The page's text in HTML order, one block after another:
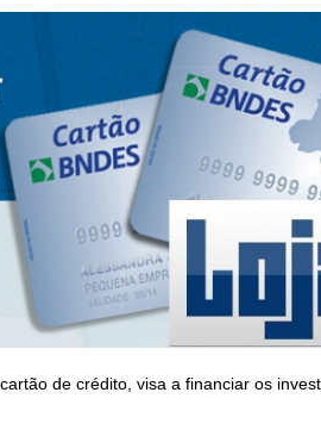
de crédito, visa a financiar os